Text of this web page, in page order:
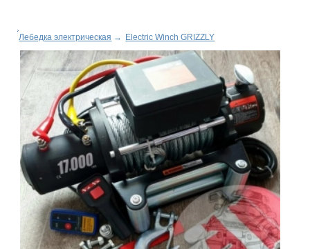
Лебедка электрическая → Electric Winch GRIZZLY